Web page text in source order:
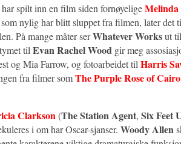
spilt inn en film siden fornøyeligeMelinda
nylig har blitt sluppet fra filmen, later det
På mange måter serWhatever Worksut
til Evan Rachel Wood gir meg
og Mia Farrow, og fotoarbeidet til Harris
fra filmer somThe Purple Rose of Cairo
Clarkson(The Station Agent, Six Feet
i om har Oscar-sjanser. Woody Allen